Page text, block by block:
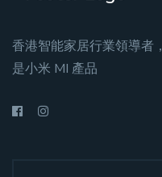
香港智能家居行業領導者
是小米 MI 產品